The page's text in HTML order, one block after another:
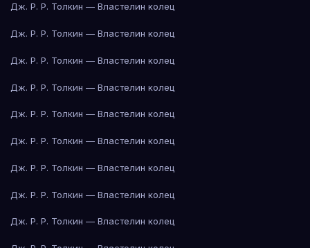
Дж. Р. Р. Толкин — Властелин колец
Дж. Р. Р. Толкин — Властелин колец
Дж. Р. Р. Толкин — Властелин колец
Дж. Р. Р. Толкин — Властелин колец
Дж. Р. Р. Толкин — Властелин колец
Дж. Р. Р. Толкин — Властелин колец
Дж. Р. Р. Толкин — Властелин колец
Дж. Р. Р. Толкин — Властелин колец
Дж. Р. Р. Толкин — Властелин колец